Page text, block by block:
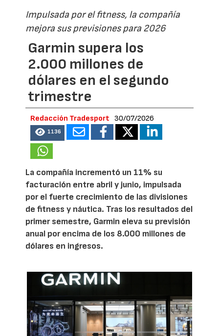
Impulsada por el fitness, la compañía
mejora sus previsiones para 2026
Garmin supera los
2.000 millones de
dólares en el segundo
trimestre
Redacción Tradesport 30/07/2026
1136
La compañía incrementó un 11% su
facturación entre abril y junio, impulsada
por el fuerte crecimiento de las divisiones
de fitness y náutica. Tras los resultados del
primer semestre, Garmin eleva su previsión
anual por encima de los 8.000 millones de
dólares en ingresos.